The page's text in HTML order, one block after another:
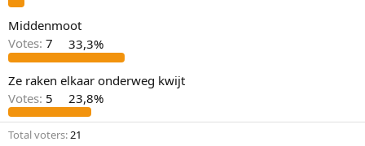
Middenmoot
Votes: 7 33,3%
Ze raken elkaar onderweg kwijt
Votes: 5 23,8%
Total voters 21